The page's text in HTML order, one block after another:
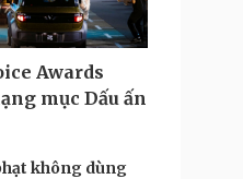
Awards
mục Dấu ấn
không dùng